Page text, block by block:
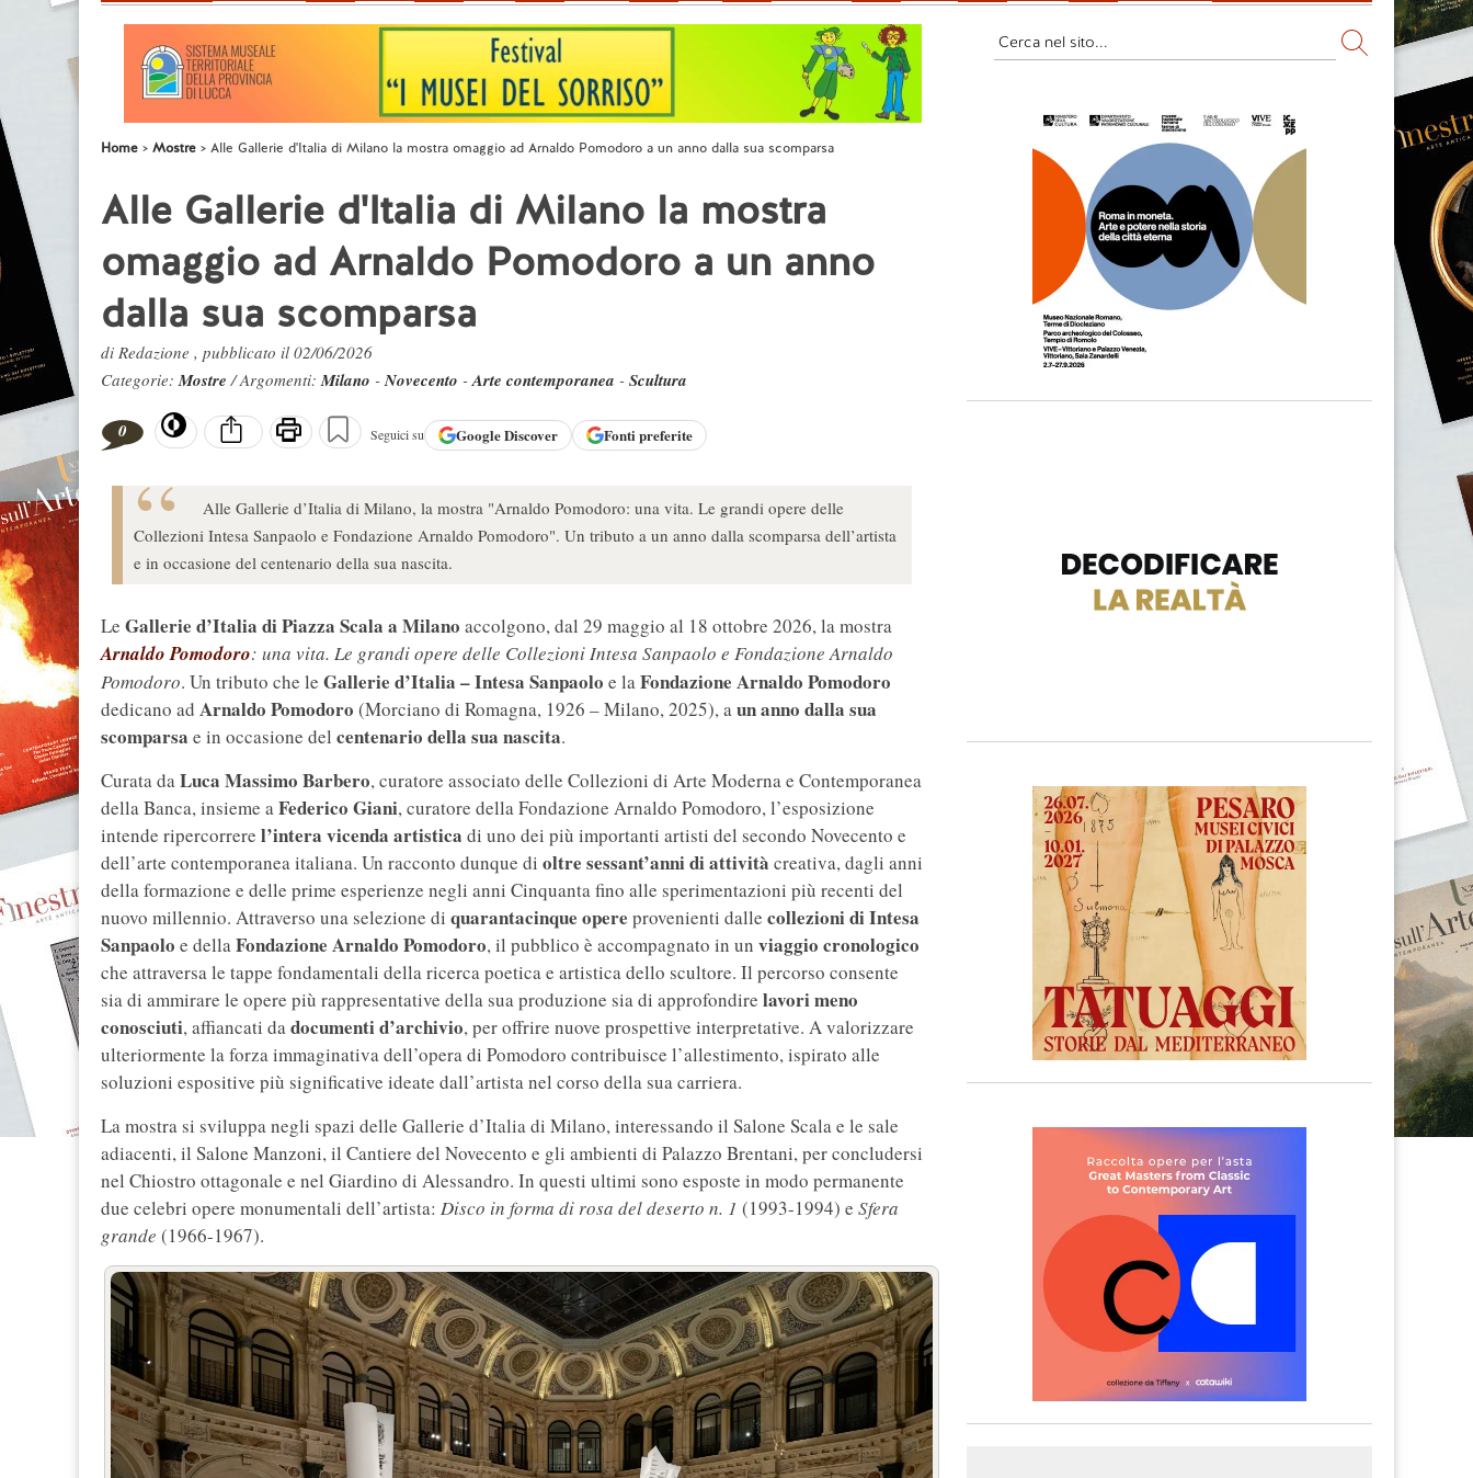
Home Mostre Alle Gallerie d'Italia di Milano la mostra omaggio ad Arnaldo Pomodoro a un anno dalla sua scomparsa
Alle Gallerie d'Italia di Milano la mostra
omaggio ad Arnaldo Pomodoro a un anno
dalla sua scomparsa
di Redazione , pubblicato il 02/06/2026
Categorie:Mostre/ Argomenti:Milano -Novecento -Arte contemporanea - Scultura
0 Seguici su GoogleDiscover Fonti preferite
Alle Gallerie d’Italia di Milano, la mostra "Arnaldo Pomodoro: una vita. Le grandi opere delle
Collezioni Intesa Sanpaolo e Fondazione Arnaldo Pomodoro". Un tributo a un anno dalla scomparsa dell’artista
e in occasione del centenario della sua nascita.
Le Gallerie d’Italia di Piazza Scala a Milano accolgono, dal 29 maggio al 18 ottobre 2026, la mostra
Arnaldo Pomodoro: una vita. Le grandi opere delle Collezioni Intesa Sanpaolo e Fondazione Arnaldo
Pomodoro. Un tributo che le Gallerie d’Italia – Intesa Sanpaolo e laFondazione Arnaldo Pomodoro
dedicano ad Arnaldo Pomodoro (Morciano di Romagna, 1926 – Milano, 2025), aun anno dalla sua
scomparsa e in occasione del centenario della sua nascita.
Curata daLuca Massimo Barbero, curatore associato delle Collezioni di Arte Moderna e Contemporanea
della Banca, insieme aFederico Giani, curatore della Fondazione Arnaldo Pomodoro, l’esposizione
intende ripercorrere l’intera vicenda artistica di uno dei più importanti artisti del secondo Novecento e
dell’arte contemporanea italiana. Un racconto dunque di oltre sessant’anni di attività creativa, dagli anni
della formazione e delle prime esperienze negli anni Cinquanta fino alle sperimentazioni più recenti del
nuovo millennio. Attraverso una selezione di quarantacinque opere provenienti dalle collezioni di Intesa
Sanpaolo e dellaFondazione Arnaldo Pomodoro, il pubblico è accompagnato in un viaggio cronologico
che attraversa le tappe fondamentali della ricerca poetica e artistica dello scultore. Il percorso consente
sia di ammirare le opere più rappresentative della sua produzione sia di approfondire lavori meno
conosciuti, affiancati dadocumenti d’archivio, per offrire nuove prospettive interpretative. A valorizzare
ulteriormente la forza immaginativa dell’opera di Pomodoro contribuisce l’allestimento, ispirato alle
soluzioni espositive più significative ideate dall’artista nel corso della sua carriera.
La mostra si sviluppa negli spazi delle Gallerie d’Italia di Milano, interessando il Salone Scala e le sale
adiacenti, il Salone Manzoni, il Cantiere del Novecento e gli ambienti di Palazzo Brentani, per concludersi
nel Chiostro ottagonale e nel Giardino di Alessandro. In questi ultimi sono esposte in modo permanente
due celebri opere monumentali dell’artista: Disco in forma di rosa del deserto n. 1 (1993-1994) e Sfera
grande (1966-1967).